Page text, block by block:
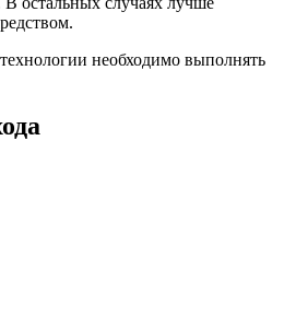
необходимо выполнять